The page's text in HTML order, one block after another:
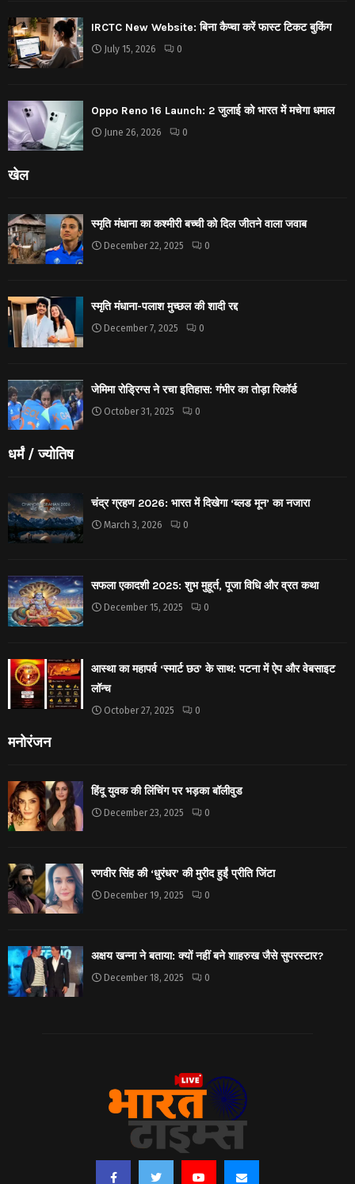
IRCTC New Website: बिना कैप्चा करें फास्ट टिकट बुकिंग
July 15, 2026 0
Oppo Reno 16 Launch: 2 जुलाई को भारत में मचेगा धमाल
June 26, 2026 0
खेल
स्मृति मंधाना का कश्मीरी बच्ची को दिल जीतने वाला जवाब
December 22, 2025 0
स्मृति मंधाना-पलाश मुच्छल की शादी रद्द
December 7, 2025 0
जेमिमा रोड्रिग्स ने रचा इतिहास: गंभीर का तोड़ा रिकॉर्ड
October 31, 2025 0
धर्मं / ज्योतिष
चंद्र ग्रहण 2026: भारत में दिखेगा ‘ब्लड मून’ का नजारा
March 3, 2026 0
सफला एकादशी 2025: शुभ मुहूर्त, पूजा विधि और व्रत कथा
December 15, 2025 0
आस्था का महापर्व ‘स्मार्ट छठ’ के साथ: पटना में ऐप और वेबसाइट
लॉन्च
October 27, 2025 0
मनोरंजन
हिंदू युवक की लिंचिंग पर भड़का बॉलीवुड
December 23, 2025 0
रणवीर सिंह की ‘धुरंधर’ की मुरीद हुईं प्रीति जिंटा
December 19, 2025 0
अक्षय खन्ना ने बताया: क्यों नहीं बने शाहरुख जैसे सुपरस्टार?
December 18, 2025 0